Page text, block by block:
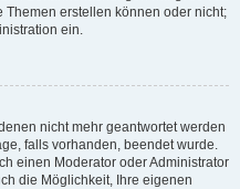
Themen erstellen können oder nicht;
ein.
nicht mehr geantwortet werden
falls vorhanden, beendet wurde.
einen Moderator oder Administrator
die Möglichkeit, Ihre eigenen